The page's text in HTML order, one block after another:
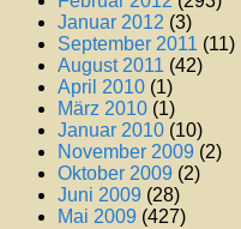
Januar 2012 (3)
September 2011 (11)
August 2011 (42)
April 2010 (1)
März 2010 (1)
Januar 2010 (10)
November 2009 (2)
Oktober 2009 (2)
Juni 2009 (28)
Mai 2009 (427)